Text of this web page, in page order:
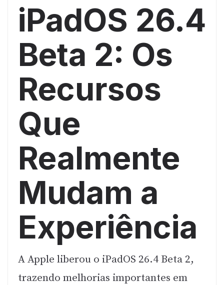
iPadOS 26.4
Beta 2: Os
Recursos
Que
Realmente
Mudam a
Experiência
A Apple liberou o iPadOS 26.4 Beta 2,
trazendo melhorias importantes em